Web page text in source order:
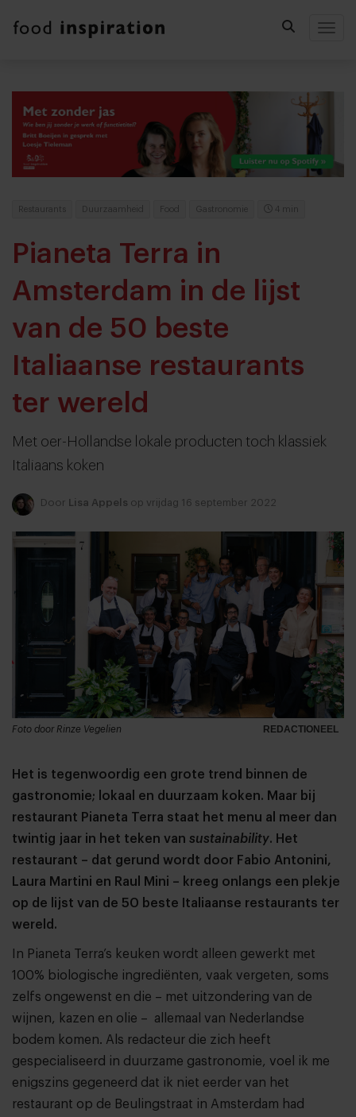
Restaurants Duurzaamheid Food Gastronomie 4 min
Pianeta Terra in
Amsterdam in de lijst
van de 50 beste
Italiaanse restaurants
ter wereld
Met oer-Hollandse lokale producten toch klassiek
Italiaans koken
Door Lisa Appels op vrijdag 16 september 2022
REDACTIONEEL
Foto door Rinze Vegelien
Het is tegenwoordig een grote trend binnen de
gastronomie; lokaal en duurzaam koken. Maar bij
restaurant Pianeta Terra staat het menu al meer dan
twintig jaar in het teken van sustainability. Het
restaurant – dat gerund wordt door Fabio Antonini,
Laura Martini en Raul Mini – kreeg onlangs een plekje
op de lijst van de 50 beste Italiaanse restaurants ter
wereld.
In Pianeta Terra’s keuken wordt alleen gewerkt met
100% biologische ingrediënten, vaak vergeten, soms
zelfs ongewenst en die – met uitzondering van de
wijnen, kazen en olie – allemaal van Nederlandse
bodem komen. Als redacteur die zich heeft
gespecialiseerd in duurzame gastronomie, voel ik me
enigszins gegeneerd dat ik niet eerder van het
restaurant op de Beulingstraat in Amsterdam had